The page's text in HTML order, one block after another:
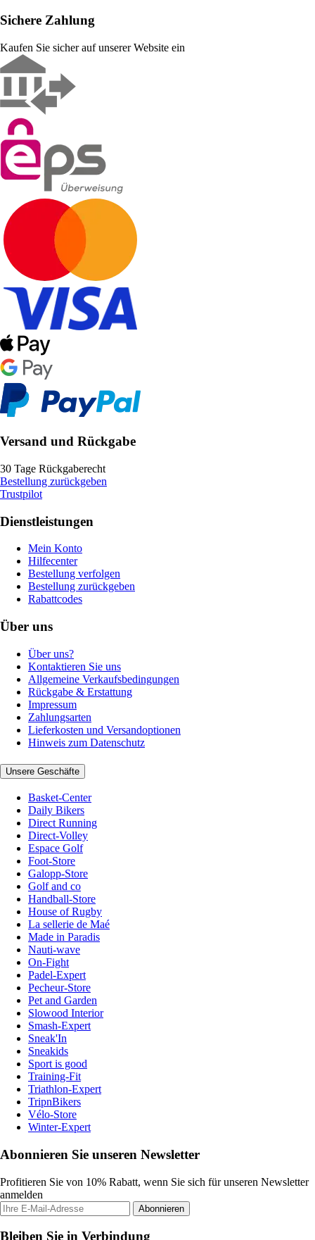
Sichere Zahlung
Kaufen Sie sicher auf unserer Website ein
Versand und Rückgabe
30 Tage Rückgaberecht
Bestellung zurückgeben
Trustpilot
Dienstleistungen
Mein Konto
Hilfecenter
Bestellung verfolgen
Bestellung zurückgeben
Rabattcodes
Über uns
Über uns?
Kontaktieren Sie uns
Allgemeine Verkaufsbedingungen
Rückgabe & Erstattung
Impressum
Zahlungsarten
Lieferkosten und Versandoptionen
Hinweis zum Datenschutz
Unsere Geschäfte
Basket-Center
Daily Bikers
Direct Running
Direct-Volley
Espace Golf
Foot-Store
Galopp-Store
Golf and co
Handball-Store
House of Rugby
La sellerie de Maé
Made in Paradis
Nauti-wave
On-Fight
Padel-Expert
Pecheur-Store
Pet and Garden
Slowood Interior
Smash-Expert
Sneak'In
Sneakids
Sport is good
Training-Fit
Triathlon-Expert
TripnBikers
Vélo-Store
Winter-Expert
Abonnieren Sie unseren Newsletter
Profitieren Sie von 10% Rabatt, wenn Sie sich für unseren Newsletter
anmelden
Abonnieren
Bleiben Sie in Verbindung